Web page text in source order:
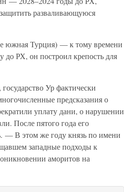
разваливающуюся
южная Турция) — к тому времени
до РХ, он построил крепость для
Ур фактически
предсказания о
уплату дани, о нарушении
После пятого года его
— В этом же году князь по имени
западные подходы к
аморитов на